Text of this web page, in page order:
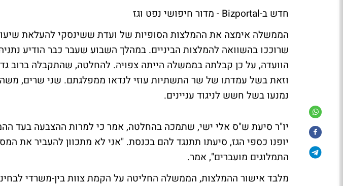
חדש ב-Bizportal - מדור חיפושי נפט וגז
הממשלה אימצה את ההמלצות הסופיות של ועדת ששינסקי להעלאת
שרוככו בהשוואה להמלצות הביניים. במהלך השבוע שעבר כבר הודיע
הוועדה, על כן קבלתה בממשלה הייתה צפויה. להחלטה, שהתקבלה ברוב
וזאת בשל עמדתו של שר התשתיות עוזי לנדאו ממפלגתם. שני שרים, משה
נמנעו בשל חשש לניגוד עניינים.
יו"ר סיעת ש"ס אלי ישי, שתמכה בהחלטה, אמר כי למרות ההצבעה בעד
יופנו כספי הגז, סיעתו תתנגד להם בכנסת. "אני לא מתכוון להעביר את
התמלוגים מועברים", אמר.
מלבד אישור ההמלצות, הממשלה החליטה על הקמת צוות בין-משרדי